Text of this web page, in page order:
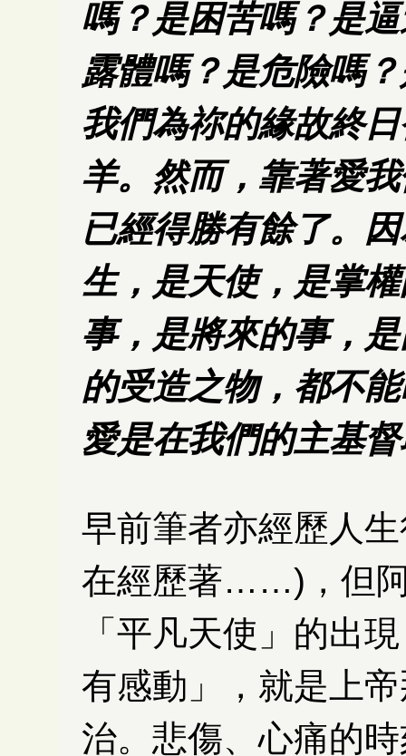
嗎？是困苦嗎？是
露體嗎？是危險嗎
我們為祢的緣故終
羊。然而，靠著愛
已經得勝有餘了。
生，是天使，是掌
事，是將來的事，
的受造之物，都不
愛是在我們的主基
早前筆者亦經歷人
在經歷著……)，但
「平凡天使」的出
有感動」，就是上
治。悲傷、心痛的